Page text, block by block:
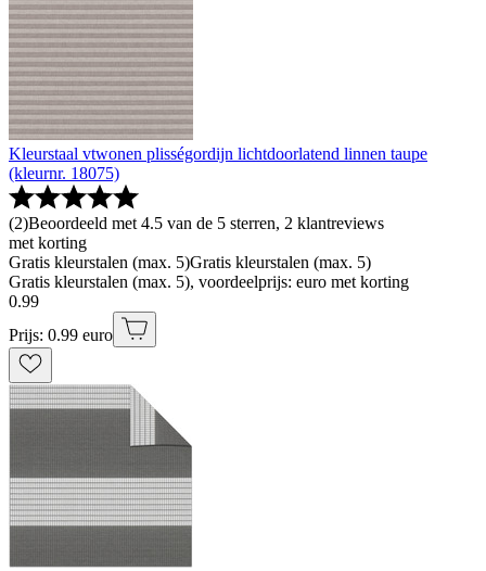
Kleurstaal vtwonen plisségordijn lichtdoorlatend linnen taupe
(kleurnr. 18075)
(2)Beoordeeld met 4.5 van de 5 sterren, 2 klantreviews
met korting
Gratis kleurstalen (max. 5)Gratis kleurstalen (max. 5)
Gratis kleurstalen (max. 5), voordeelprijs: euro met korting
0.99
Prijs: 0.99 euro